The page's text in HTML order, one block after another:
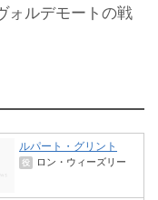
ォルデモートの戦
ルパート・グリント
役 ロン・ウィーズリー